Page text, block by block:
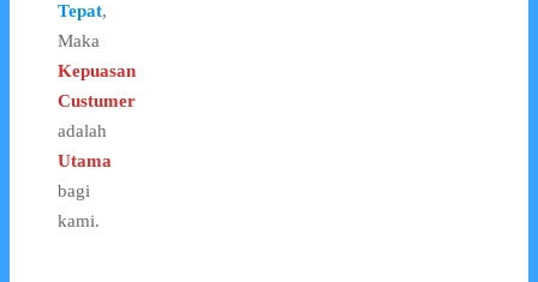
Tepat,
Maka
Kepuasan
Custumer
adalah
Utama
bagi
kami.